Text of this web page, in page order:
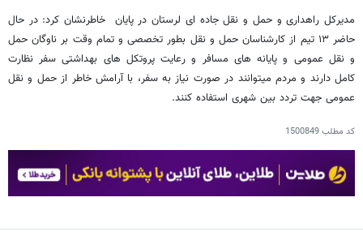
مدیرکل راهداری و حمل و نقل جاده ای لرستان در پایان خاطرنشان کرد: در حال
حاضر ۱۳ تیم از کارشناسان حمل و نقل بطور تخصصی و تمام وقت بر ناوگان حمل
و نقل عمومی و پایانه های مسافر و رعایت پروتکل های بهداشتی سفر نظارت
کامل دارند و مردم میتوانند در صورت نیاز به سفر، با آرامش خاطر از حمل و نقل
عمومی جهت تردد بین شهری استفاده کنند.
کد مطلب1500849